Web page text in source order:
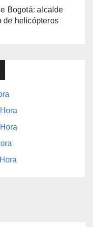
Bogotá: alcalde
de helicópteros